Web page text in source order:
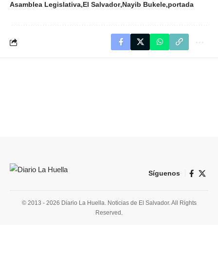
Asamblea Legislativa El Salvador Nayib Bukele portada
Síguenos
© 2013 - 2026 Diario La Huella. Noticias de El Salvador. All Rights
Reserved.